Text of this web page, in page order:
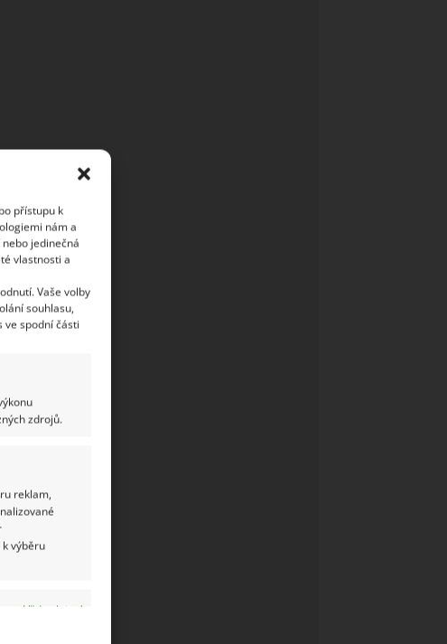
přístupu k
nám a
jedinečná
vlastnosti a
Vaše volby
souhlasu,
ve spodní části
zdrojů.
reklam,
výběru
Vždy aktivní